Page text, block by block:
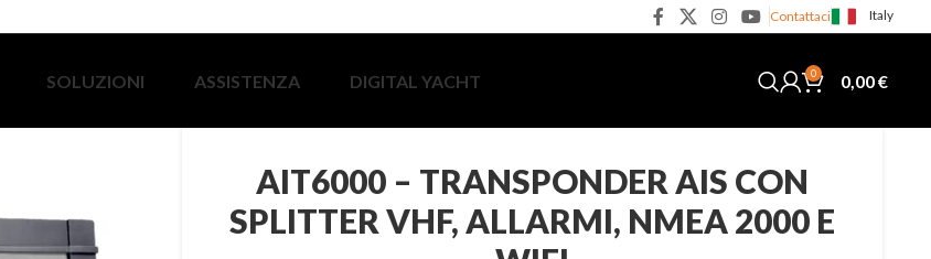
Contattaci Italy
SOLUZIONI ASSISTENZA DIGITAL YACHT 0 0,00€
AIT6000 – TRANSPONDER AIS CON
SPLITTER VHF, ALLARMI, NMEA 2000 E